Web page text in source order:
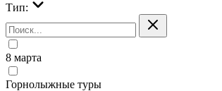
Тип:
8 марта
Горнолыжные туры